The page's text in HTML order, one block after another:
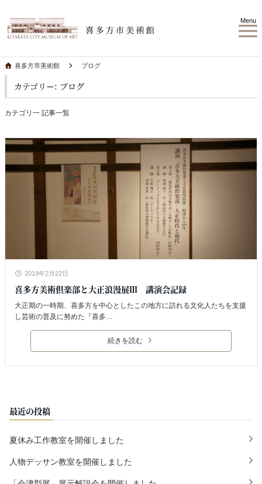
Menu
喜多方市美術館 ブログ
カテゴリー: ブログ
カテゴリ一 記事一覧
2019年2月22日
喜多方美術倶楽部と大正浪漫展Ⅲ 講演会記録
大正期の一時期、喜多方を中心としたこの地方に訪れる文化人たちを支援
し芸術の普及に努めた『喜多…
続きを読む
最近の投稿
夏休み工作教室を開催しました
人物デッサン教室を開催しました